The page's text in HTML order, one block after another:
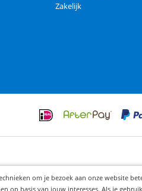
Zakelijk
om je bezoek aan onze website
op basis van jouw interesses. Als je